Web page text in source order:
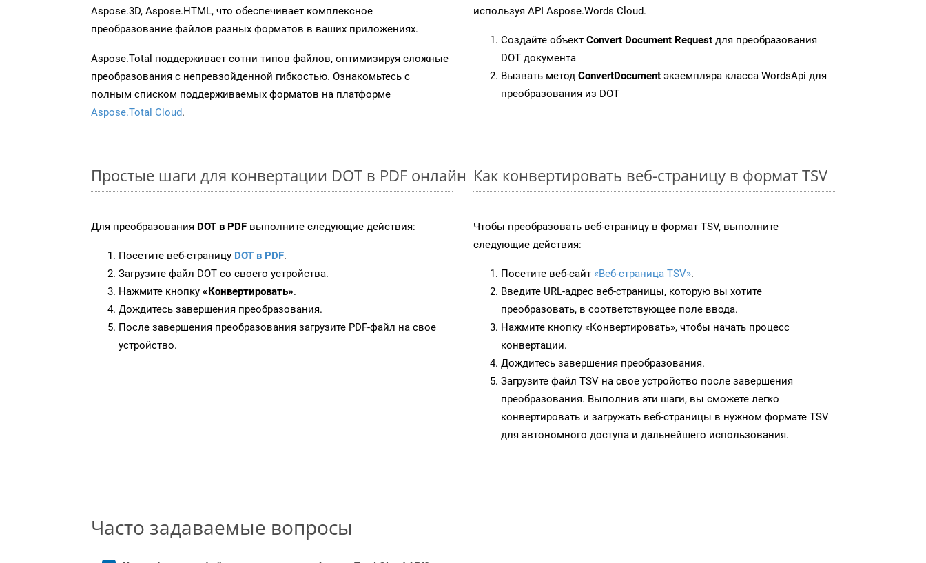
Aspose.3D, Aspose.HTML, что обеспечивает комплексное
преобразование файлов разных форматов в ваших приложениях.
Aspose.Total поддерживает сотни типов файлов, оптимизируя сложные
преобразования с непревзойденной гибкостью. Ознакомьтесь с
полным списком поддерживаемых форматов на платформе
Aspose.Total Cloud.
используя API Aspose.Words Cloud.
Создайте объект Convert Document Request для преобразования
DOT документа
Вызвать метод ConvertDocument экземпляра класса WordsApi для
преобразования из DOT
Простые шаги для конвертации DOT в PDF онлайн
Для преобразования DOT в PDF выполните следующие действия:
Посетите веб-страницу DOT в PDF.
Загрузите файл DOT со своего устройства.
Нажмите кнопку «Конвертировать».
Дождитесь завершения преобразования.
После завершения преобразования загрузите PDF-файл на свое
устройство.
Как конвертировать веб-страницу в формат TSV
Чтобы преобразовать веб-страницу в формат TSV, выполните
следующие действия:
Посетите веб-сайт «Веб-страница TSV».
Введите URL-адрес веб-страницы, которую вы хотите
преобразовать, в соответствующее поле ввода.
Нажмите кнопку «Конвертировать», чтобы начать процесс
конвертации.
Дождитесь завершения преобразования.
Загрузите файл TSV на свое устройство после завершения
преобразования. Выполнив эти шаги, вы сможете легко
конвертировать и загружать веб-страницы в нужном формате TSV
для автономного доступа и дальнейшего использования.
Часто задаваемые вопросы